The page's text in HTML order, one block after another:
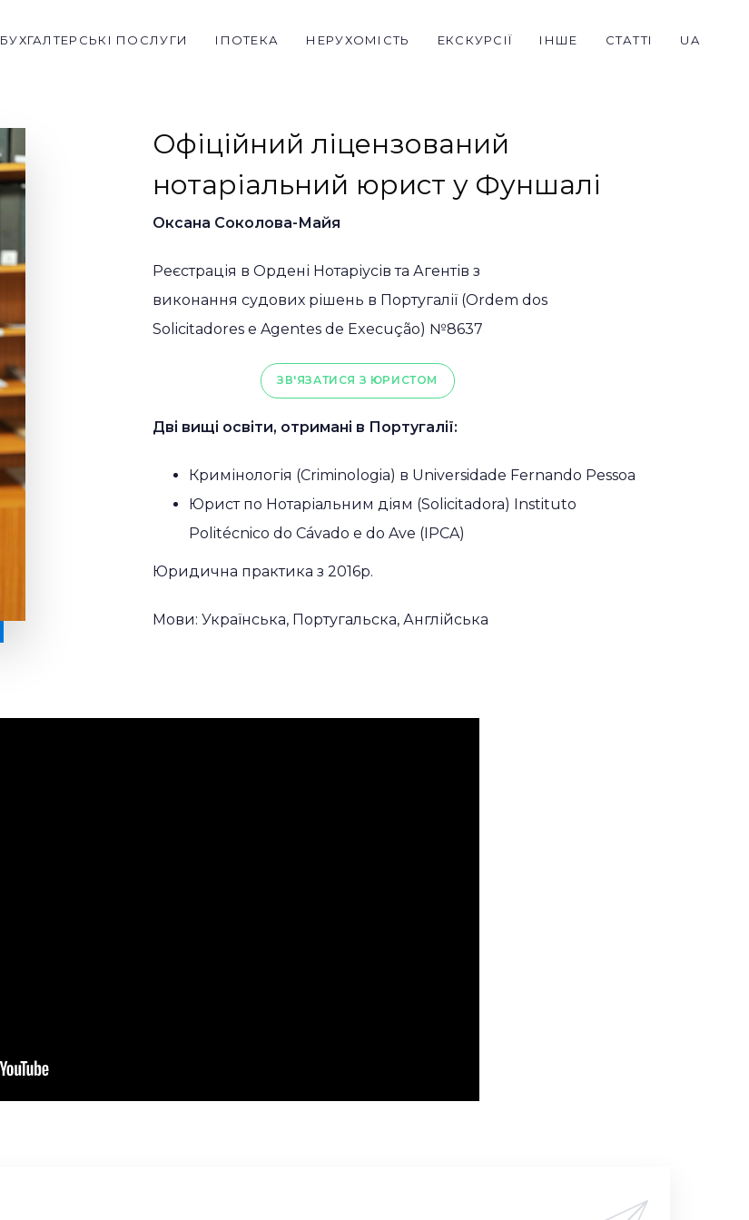
БУХГАЛТЕРСЬКІ ПОСЛУГИ ІПОТЕКА НЕРУХОМІСТЬ ЕКСКУРСІЇ ІНШЕ СТАТТІ UA
Офіційний ліцензований
нотаріальний юрист у Фуншалі
Оксана Соколова-Майя
Реєстрація в Ордені Нотаріусів та Агентів з
виконання судових рішень в Португалії (Ordem dos
Solicitadores e Agentes de Execução) №8637
ЗВ'ЯЗАТИСЯ З ЮРИСТОМ
Дві вищі освіти, отримані в Португалії:
Кримінологія (Criminologia) в Universidade Fernando Pessoa
Юрист по Нотаріальним діям (Solicitadora) Instituto
Politécnico do Cávado e do Ave (IPCA)
Юридична практика з 2016р.
Мови: Українська, Португальска, Англійська